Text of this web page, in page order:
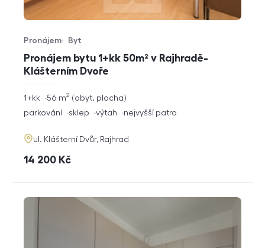
Pronájem bytu 1+kk 50m² v Rajhradě-
Klášterním Dvoře
Typ nabídky
Pronájem
Typ nemovitosti
Byt
rozměry
dispozice
1+kk obyt. plocha
56 m2
funkce
parkování sklep výtah nejvyšší patro
adresa
ul. Klášterní Dvůr, Rajhrad
cena
14 200 Kč